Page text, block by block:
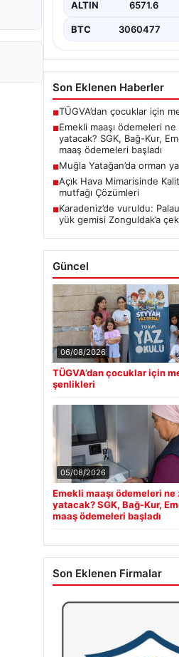
ALTIN 6571.6
BTC 3060477
Son Eklenen Haberler
■TÜGVA’dan çocuklar için
■Emekli maaşı ödemeleri ne
yatacak? SGK, Bağ-Kur,
maaş ödemeleri başladı
■Muğla Yatağan’da orman
■Açık Hava Mimarisinde
mutfağı Çözümleri
■Karadeniz’de vuruldu:
yük gemisi Zonguldak’a
Güncel
06/08/2026
TÜGVA’dan çocuklar için
şenlikleri
05/08/2026
Emekli maaşı ödemeleri ne
yatacak? SGK, Bağ-Kur,
maaş ödemeleri başladı
Son Eklenen Firmalar